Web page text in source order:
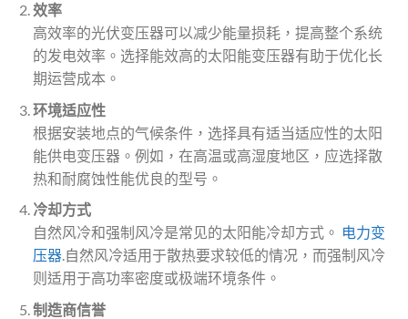
效率
高效率的光伏变压器可以减少能量损耗，提高整个系统
的发电效率。选择能效高的太阳能变压器有助于优化长
期运营成本。
环境适应性
根据安装地点的气候条件，选择具有适当适应性的太阳
能供电变压器。例如，在高温或高湿度地区，应选择散
热和耐腐蚀性能优良的型号。
冷却方式
自然风冷和强制风冷是常见的太阳能冷却方式。 电力变
压器.自然风冷适用于散热要求较低的情况，而强制风冷
则适用于高功率密度或极端环境条件。
制造商信誉